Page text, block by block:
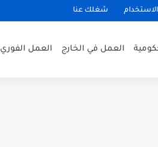
الاستخدام شغلك عنا
العمل في الخارج العمل الفوري